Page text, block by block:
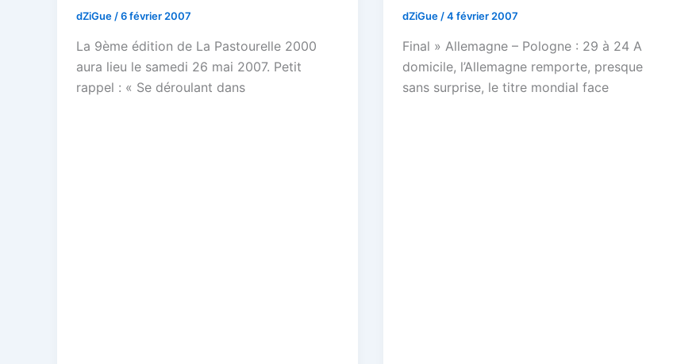
dZiGue /6 février 2007
La 9ème édition de La Pastourelle 2000
aura lieu le samedi 26 mai 2007. Petit
rappel : « Se déroulant dans
dZiGue /4 février 2007
Final » Allemagne – Pologne : 29 à 24 A
domicile, l’Allemagne remporte, presque
sans surprise, le titre mondial face